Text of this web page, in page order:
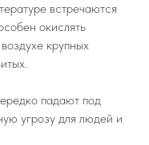
встречаются
окислять
крупных
падают под
угрозу для людей и